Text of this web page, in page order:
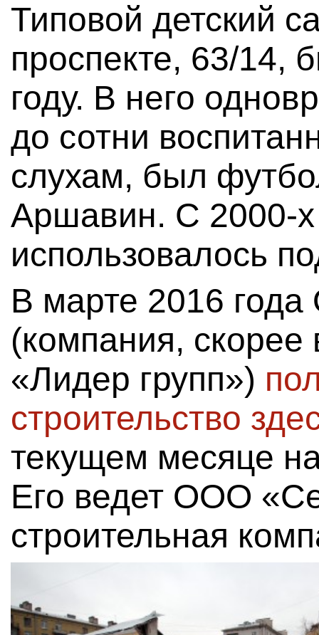
Типовой детский
проспекте, 63/14,
году. В него
до сотни
слухам, был
Аршавин. С 2000-х
использовалось
В марте 2016
(компания, скорее
«Лидер групп»)
строительство
текущем месяце
Его ведет ООО
строительная